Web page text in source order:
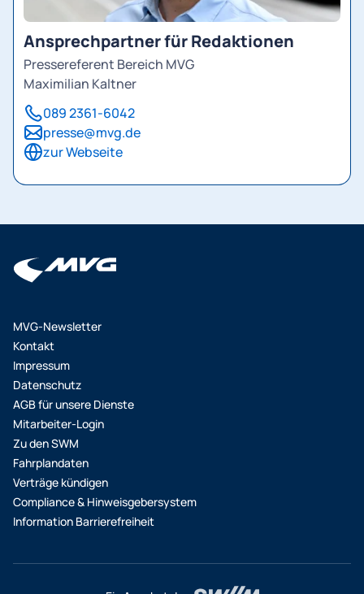
Ansprechpartner für Redaktionen
Pressereferent Bereich MVG
Maximilian Kaltner
089 2361-6042
presse@mvg.de
zur Webseite
MVG-Newsletter
Kontakt
Impressum
Datenschutz
AGB für unsere Dienste
Mitarbeiter-Login
Zu den SWM
Fahrplandaten
Verträge kündigen
Compliance & Hinweisgebersystem
Information Barrierefreiheit